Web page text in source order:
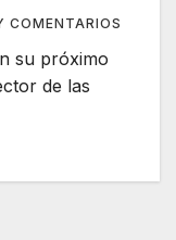
COMENTARIOS
su próximo
de las